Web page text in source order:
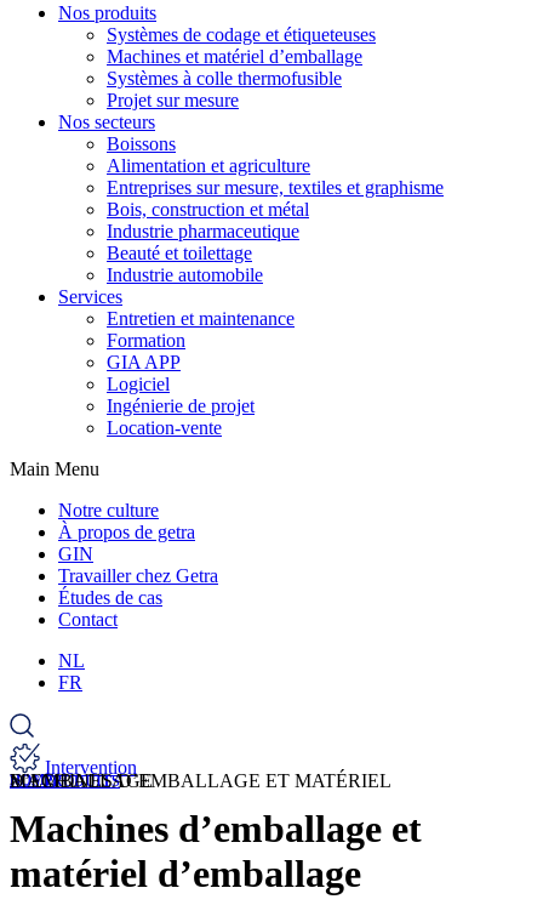
Nos produits
Systèmes de codage et étiqueteuses
Machines et matériel d’emballage
Systèmes à colle thermofusible
Projet sur mesure
Nos secteurs
Boissons
Alimentation et agriculture
Entreprises sur mesure, textiles et graphisme
Bois, construction et métal
Industrie pharmaceutique
Beauté et toilettage
Industrie automobile
Services
Entretien et maintenance
Formation
GIA APP
Logiciel
Ingénierie de projet
Location-vente
Main Menu
Notre culture
À propos de getra
GIN
Travailler chez Getra
Études de cas
Contact
NL
FR
Intervention
HOME
>
NOS PRODUITS
>
MACHINES D’EMBALLAGE ET MATÉRIEL D’EMBALLAGE
Machines d’emballage et
matériel d’emballage